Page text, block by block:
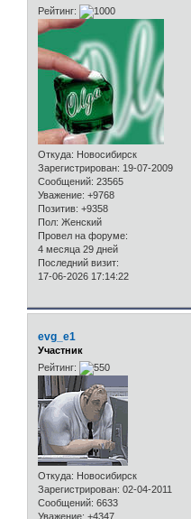
Рейтинг:
Откуда: Новосибирск
Зарегистрирован: 19-07-2009
Сообщений: 23565
Уважение: +9768
Позитив: +9358
Пол: Женский
Провел на форуме:
4 месяца 29 дней
Последний визит:
17-06-2026 17:14:22
evg_e1
Участник
Рейтинг:
Откуда: Новосибирск
Зарегистрирован: 02-04-2011
Сообщений: 6633
Уважение: +4347